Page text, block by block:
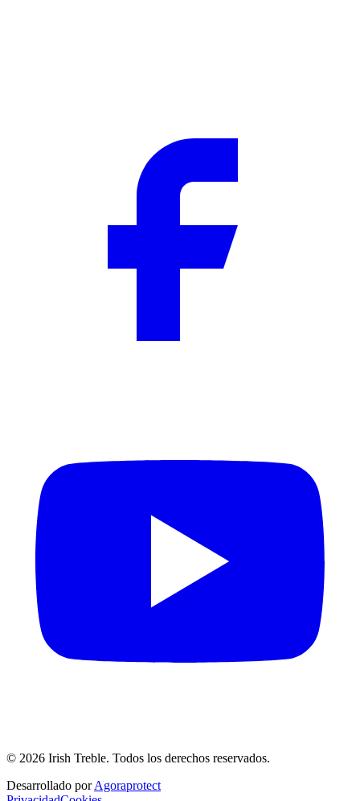
© 2026 Irish Treble. Todos los derechos reservados.
Desarrollado por Agoraprotect